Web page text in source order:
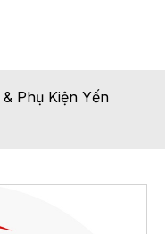
Phụ Kiện Yến